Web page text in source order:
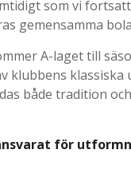
som vi
gemensamma
A-laget till
klubbens klassiska
både tradition
för